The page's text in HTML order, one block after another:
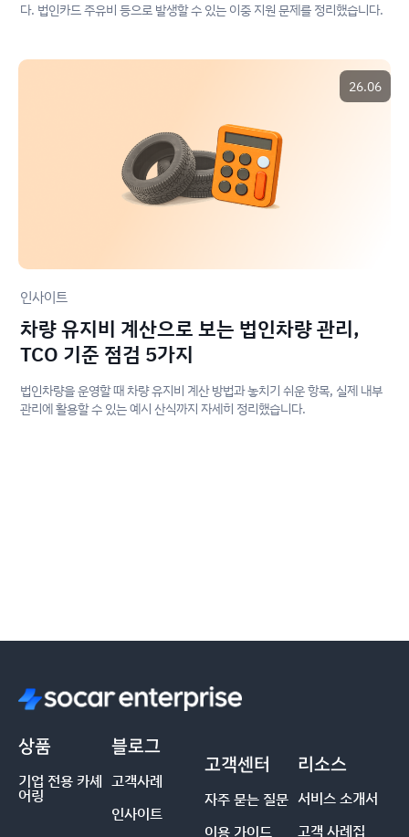
다. 법인카드 주유비 등으로 발생할 수 있는 이중 지원 문제를 정리했습니다.
26.06
인사이트
차량 유지비 계산으로 보는 법인차량 관리,
TCO 기준 점검 5가지
법인차량을 운영할 때 차량 유지비 계산 방법과 놓치기 쉬운 항목, 실제 내부
관리에 활용할 수 있는 예시 산식까지 자세히 정리했습니다.
상품
기업 전용 카셰
어링
블로그
고객사례
인사이트
고객센터
자주 묻는 질문
이용 가이드
리소스
서비스 소개서
고객 사례집